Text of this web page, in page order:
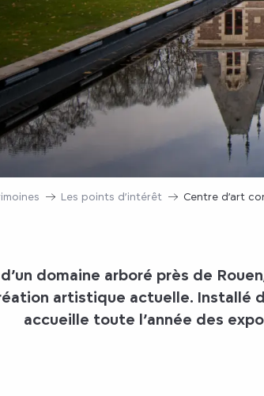
Les points d’intérêt Centre d’art
domaine arboré près de
artistique actuelle. Installé
accueille toute l’année des